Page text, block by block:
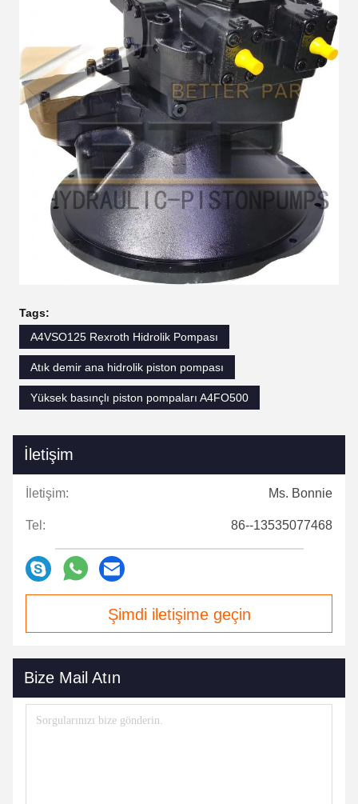
Tags:
A4VSO125 Rexroth Hidrolik Pompası
Atık demir ana hidrolik piston pompası
Yüksek basınçlı piston pompaları A4FO500
İletişim
İletişim: Ms. Bonnie
Tel: 86--13535077468
Şimdi iletişime geçin
Bize Mail Atın